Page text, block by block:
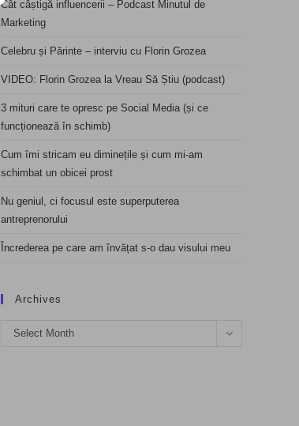
Cât câștigă influencerii – Podcast Minutul de
Marketing
Celebru și Părinte – interviu cu Florin Grozea
VIDEO: Florin Grozea la Vreau Să Știu (podcast)
3 mituri care te opresc pe Social Media (și ce
funcționează în schimb)
Cum îmi stricam eu diminețile și cum mi-am
schimbat un obicei prost
Nu geniul, ci focusul este superputerea
antreprenorului
Încrederea pe care am învățat s-o dau visului meu
Archives
Archives
Select Month